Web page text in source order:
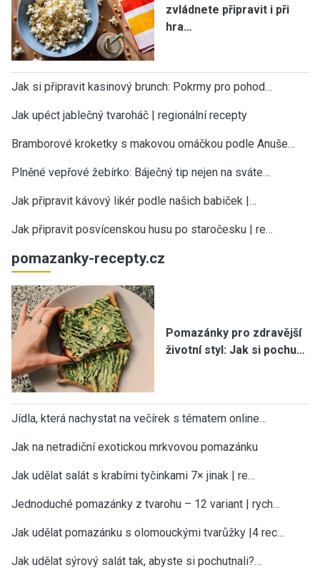
zvládnete připravit i při
hra…
Jak si připravit kasinový brunch: Pokrmy pro pohod…
Jak upéct jablečný tvaroháč | regionální recepty
Bramborové kroketky s makovou omáčkou podle Anuše…
Plněné vepřové žebírko: Báječný tip nejen na sváte…
Jak připravit kávový likér podle našich babiček |…
Jak připravit posvícenskou husu po staročesku | re…
pomazanky-recepty.cz
Pomazánky pro zdravější
životní styl: Jak si pochu…
Jídla, která nachystat na večírek s tématem online…
Jak na netradiční exotickou mrkvovou pomazánku
Jak udělat salát s krabími tyčinkami 7× jinak | re…
Jednoduché pomazánky z tvarohu – 12 variant | rych…
Jak udělat pomazánku s olomouckými tvarůžky |4 rec…
Jak udělat sýrový salát tak, abyste si pochutnali?…